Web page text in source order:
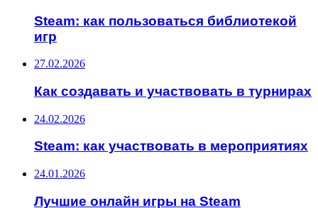
Steam: как пользоваться библиотекой
игр
27.02.2026
Как создавать и участвовать в турнирах
24.02.2026
Steam: как участвовать в мероприятиях
24.01.2026
Лучшие онлайн игры на Steam